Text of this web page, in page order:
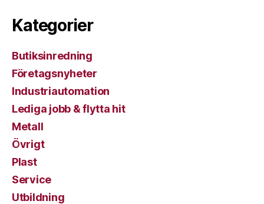
Kategorier
Butiksinredning
Företagsnyheter
Industriautomation
Lediga jobb & flytta hit
Metall
Övrigt
Plast
Service
Utbildning